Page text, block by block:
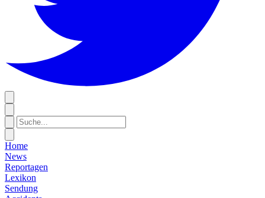
Home
News
Reportagen
Lexikon
Sendung